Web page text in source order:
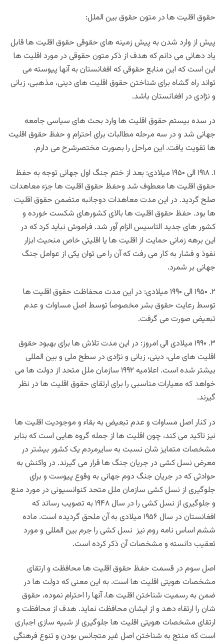
حقوق اقلیت ها در متون حقوق بین الملل:
پیش از وارد شدن به پیش زمینه های حقوقی حقوق اقلیت ها قابل
یاد دهانی می دانم که هدف از ذکر متون حقوقی در مورد اقلیت ها
این است که این منابع حقوقی که افغانستان به آنها پیوسته می
تواند راه گشاه برای شناختن حقوق اقلیت های دینی، مذهبی، زبانی
و نژادی در افغانستان باشد.
در سده بیستم حقوق اقلیت ها وارد بحث های سیاسی جامعه
جهانی شد و در سه مرحله مطالبات برای احترام و حفظ حقوق اقلیت
ها تقویت یافت. این مراحل را بصورت مختصرشرح می دارم.
۱. ۱۹۱۸ الی ۱۹۵۰ میلادی: بعد از ختم جنگ اول جهانی توجه به حفظ
حقوق اقلیت ها معطوف شد وحفظ حقوق اقلیت ها جزء معاهدات
صلح گردید. در این مدت معاهدات دوجانبه متضمن حقوق اقلیت
ها بود. حفظ حقوق اقلیت ها بالای کشورهای شکست خورده و
کشور های جدید التاسیس الزام آور شد. فراموش نباید کرد که در
این برهه زمانی حمایت از اقلیت ها یا اقلیتی خاص منحیث ابزار
نفوذ و فشار به کار می رفت که آن را می توان یکی از عوامل جنگ
جهانی بر شمرد.
۲. ۱۹۵۰ الی ۱۹۹۰ میلادی: در این مدت محفاظت حقوق اقلیت ها
توسط رعایت حقوق بشر مخصوصاَ توسط اصل مساوات و عدم
تبعیض صورت می گرفت.
۳. ۱۹۹۰ میلادی الی امروز: در این مدت تلاش ها برای بهبود حقوق
اقلیت های ملی، دینی، زبانی و نژادی در سطح ملی و بین المللی
بیشتر شده است. اعلامیه ۱۹۹۲ سازمان ملل متحد از دولت ها می
خواهد که معیارات مناسبی را برای ارتقای حقوق اقلیت ها در نظر
گیرند.
در کنار اصل مساوات و عدم تبعیض به بقاء و موجودیت اقلیت ها
نیز تاکید می کند، چون اقلیت ها از جمله گروه هایی است که بنابر
مشخصات متمایز شان نسبت به سایرمردم یک کشور بیشتر در
معرض نسل کشی در جریان جنگ ها قرار می گیرند. در واکنش به
حوادثی که در جریان جنگ دوم جهانی به وقوع پیوست و برای
جلوگیری از نسل کشی سازمان ملل متحد کنوانسیونی در مورد منع
و جلوگیری از نسل کشی را در سال ۱۹۴۸ به تصویب رساند که
افغانستان در سال ۱۹۵۶ میلادی به آن ملحق گردیده است. ماده
ششم اساس نامه روم نیز نسل کشی را جرم بین المللی و مورد
تعقیب دانسته و مشخصات آن ذکر کرده است.
اصل سوم در قسمت حفظ حقوق اقلیت ها محافظت و ارتقای
مشخصات هویتی اقلیت ها است. به این معنی که دولت ها در
ضمن به رسمیت شناختن اقلیت ها، آنها را احترام نموده، حقوق
شان را ارتقاء دهد و از ایشان محافظت نماید. هدف از محافظت و
ارتقای مشخصات هویتی اقلیت ها جلوگیری از شبیه سازی اجباری
است که منتج به شناختن اصل غیر متجانس بودن و تنوع فرهنگی